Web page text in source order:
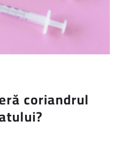
coriandrul